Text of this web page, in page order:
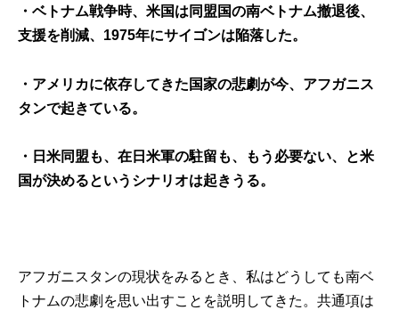
・ベトナム戦争時、米国は同盟国の南ベトナム撤退後、
支援を削減、1975年にサイゴンは陥落した。
・アメリカに依存してきた国家の悲劇が今、アフガニス
タンで起きている。
・日米同盟も、在日米軍の駐留も、もう必要ない、と米
国が決めるというシナリオは起きうる。
アフガニスタンの現状をみるとき、私はどうしても南ベ
トナムの悲劇を思い出すことを説明してきた。共通項は